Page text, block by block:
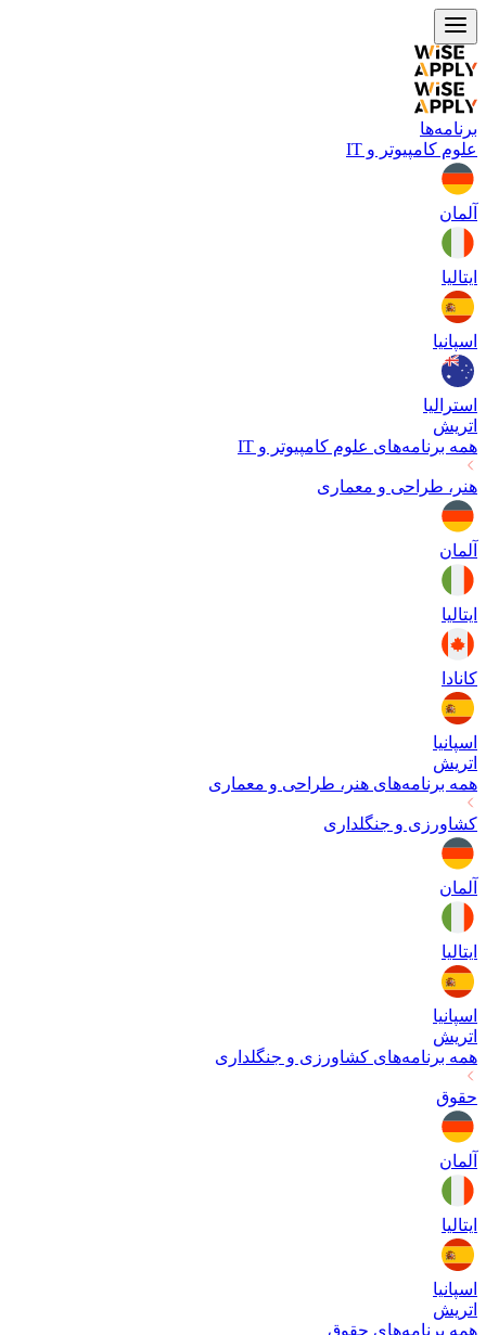
برنامه‌ها
علوم کامپیوتر و IT
آلمان
ایتالیا
اسپانیا
استرالیا
اتریش
همه برنامه‌های علوم کامپیوتر و IT
هنر، طراحی و معماری
آلمان
ایتالیا
کانادا
اسپانیا
اتریش
همه برنامه‌های هنر، طراحی و معماری
کشاورزی و جنگلداری
آلمان
ایتالیا
اسپانیا
اتریش
همه برنامه‌های کشاورزی و جنگلداری
حقوق
آلمان
ایتالیا
اسپانیا
اتریش
همه برنامه‌های حقوق